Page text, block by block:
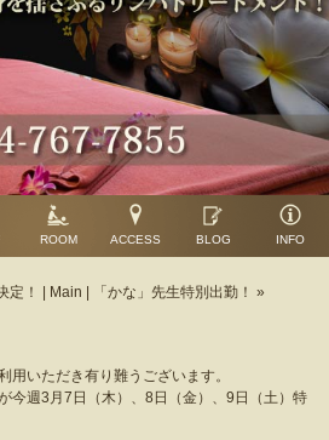
ROOM ACCESS BLOG INFO
定！ Main 「かな」先生特別出勤！ »
用いただき有り難うございます。
今週3月7日（木）、8日（金）、9日（土）特